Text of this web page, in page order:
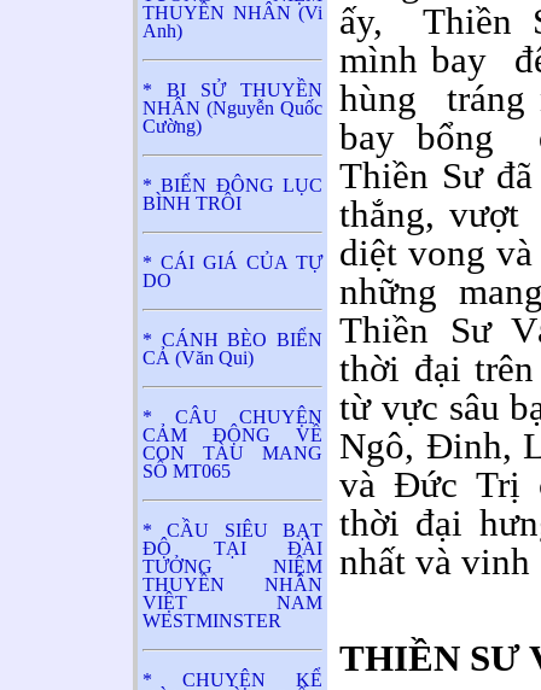
THUYỀN NHÂN (Vi
Anh)
* BI SỬ THUYỀN
NHÂN (Nguyễn Quốc
Cường)
* BIỂN ĐÔNG LỤC
BÌNH TRÔI
* CÁI GIÁ CỦA TỰ
DO
* CÁNH BÈO BIỂN
CẢ (Văn Qui)
* CÂU CHUYỆN
CẢM ĐỘNG VỀ
CON TÀU MANG
SỐ MT065
* CẦU SIÊU BẠT
ĐỘ TẠI ĐÀI
TƯỞNG NIỆM
THUYỀN NHÂN
VIỆT NAM
WESTMINSTER
* CHUYỆN KỂ
ấy, Thiền
mình bay
hùng tráng
bay bổng
Thiền Sư
thắng, vượt
diệt vong
những
Thiền Sư
thời đại
từ vực sâu
Ngô, Đinh,
và Đức Trị
thời đại
nhất và vinh
THIỀN SƯ